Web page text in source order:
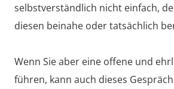
selbstverständlich nicht einfach,
diesen beinahe oder tatsächlich
Wenn Sie aber eine offene und
führen, kann auch dieses